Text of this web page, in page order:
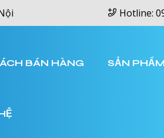
Hotline:
BÁN HÀNG SẢN PHẨM